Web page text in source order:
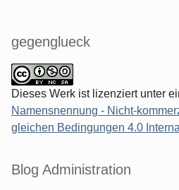
gegenglueck
Dieses Werk ist lizenziert unter
Namensnennung - Nicht-
gleichen Bedingungen 4.0
Blog Administration